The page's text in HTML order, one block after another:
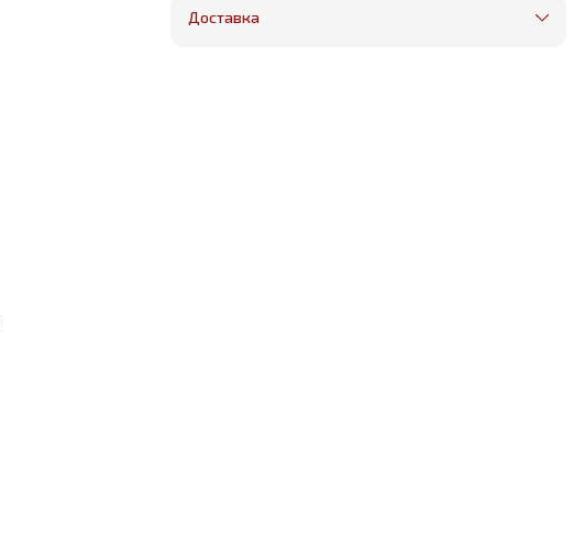
Бесплатная доставка в пределах КАД
Доставка